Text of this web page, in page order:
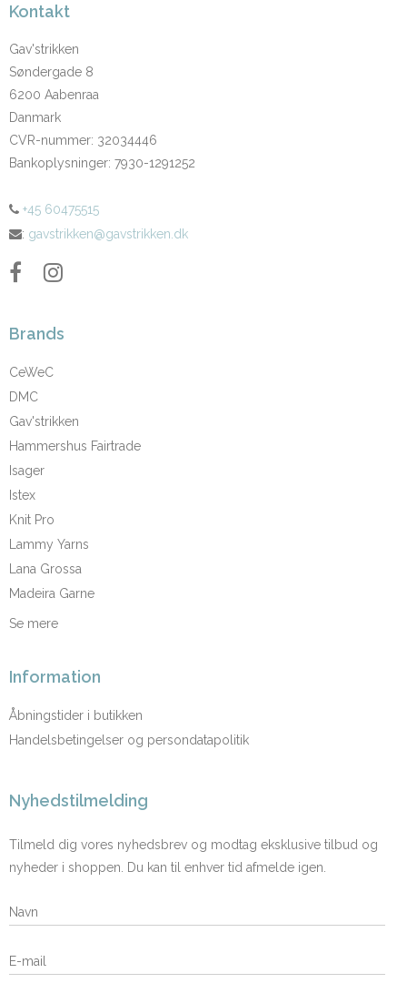
Kontakt
Gav'strikken
Søndergade 8
6200 Aabenraa
Danmark
CVR-nummer: 32034446
Bankoplysninger: 7930-1291252
+45 60475515
: gavstrikken@gavstrikken.dk
Brands
CeWeC
DMC
Gav'strikken
Hammershus Fairtrade
Isager
Istex
Knit Pro
Lammy Yarns
Lana Grossa
Madeira Garne
Se mere
Information
Åbningstider i butikken
Handelsbetingelser og persondatapolitik
Nyhedstilmelding
Tilmeld dig vores nyhedsbrev og modtag eksklusive tilbud og
nyheder i shoppen. Du kan til enhver tid afmelde igen.